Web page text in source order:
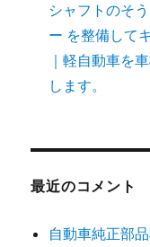
シャフトのそ
ー を整備して
｜軽自動車を
します。
最近のコメント
自動車純正部